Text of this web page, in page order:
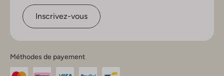
Inscrivez-vous
Méthodes de payement